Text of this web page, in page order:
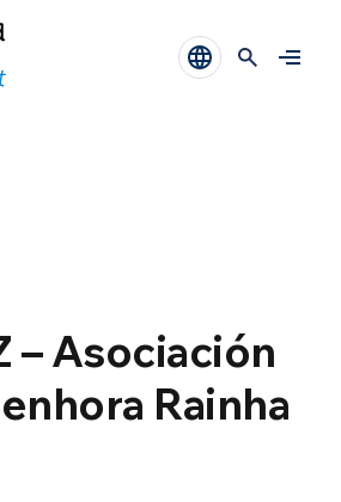
– Asociación
Rainha